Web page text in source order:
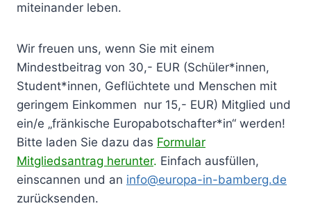
miteinander leben.
Wir freuen uns, wenn Sie mit einem
Mindestbeitrag von 30,- EUR (Schüler*innen,
Student*innen, Geflüchtete und Menschen mit
geringem Einkommen nur 15,- EUR) Mitglied und
ein/e „fränkische Europabotschafter*in“ werden!
Bitte laden Sie dazu das Formular
Mitgliedsantrag herunter. Einfach ausfüllen,
einscannen und an info@europa-in-bamberg.de
zurücksenden.